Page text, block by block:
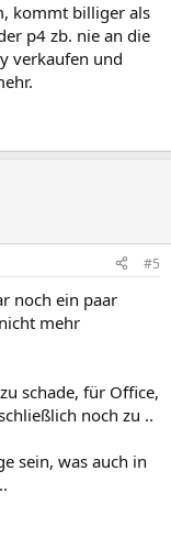
kommt billiger als
p4 zb. nie an die
verkaufen und
#5
noch ein paar
mehr
schade, für Office,
noch zu ..
sein, was auch in